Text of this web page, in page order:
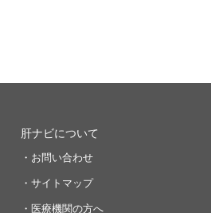
肝ナビについて
・お問い合わせ
・サイトマップ
・医療機関の方へ